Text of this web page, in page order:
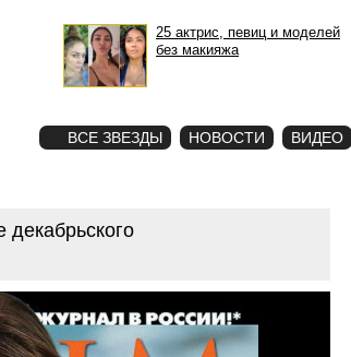
25 актрис, певиц и моделей
без макияжа
ВСЕ ЗВЕЗДЫ НОВОСТИ ВИДЕО